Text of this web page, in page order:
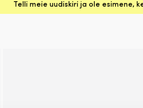
Telli meie uudiskiri ja ole esimene,